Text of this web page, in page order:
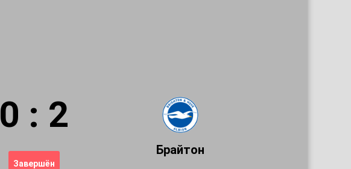
0 : 2
Завершён
Брайтон